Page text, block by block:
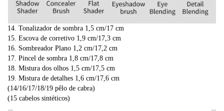
14. Tonalizador de sombra 1,5 cm/17 cm
15. Escova de corretivo 1,9 cm/17,3 cm
16. Sombreador Plano 1,2 cm/17,2 cm
17. Pincel de sombra 1,8 cm/17,8 cm
18. Mistura dos olhos 1,5 cm/17,5 cm
19. Mistura de detalhes 1,6 cm/17,6 cm
(14/16/17/18/19 pêlo de cabra)
(15 cabelos sintéticos)